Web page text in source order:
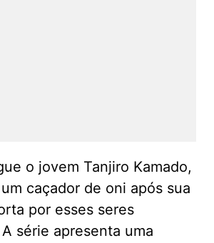
o jovem Tanjiro Kamado,
caçador de oni após sua
por esses seres
série apresenta uma